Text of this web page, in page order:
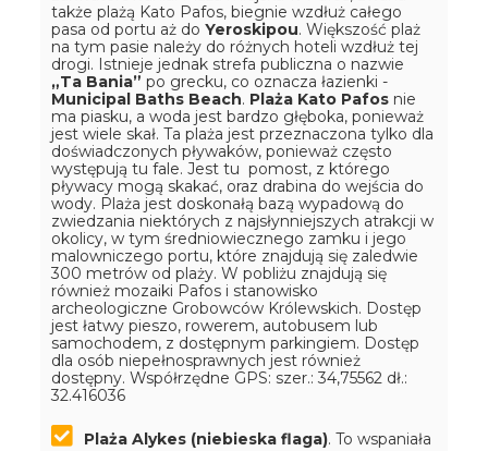
także plażą Kato Pafos, biegnie wzdłuż całego
pasa od portu aż doYeroskipou. Większość plaż
na tym pasie należy do różnych hoteli wzdłuż tej
drogi. Istnieje jednak strefa publiczna o nazwie
„Ta Bania” po grecku, co oznacza łazienki -
Municipal Baths Beach. Plaża Kato Pafos nie
ma piasku, a woda jest bardzo głęboka, ponieważ
jest wiele skał. Ta plaża jest przeznaczona tylko dla
doświadczonych pływaków, ponieważ często
występują tu fale. Jest tu pomost, z którego
pływacy mogą skakać, oraz drabina do wejścia do
wody. Plaża jest doskonałą bazą wypadową do
zwiedzania niektórych z najsłynniejszych atrakcji w
okolicy, w tym średniowiecznego zamku i jego
malowniczego portu, które znajdują się zaledwie
300 metrów od plaży. W pobliżu znajdują się
również mozaiki Pafos i stanowisko
archeologiczne Grobowców Królewskich. Dostęp
jest łatwy pieszo, rowerem, autobusem lub
samochodem, z dostępnym parkingiem. Dostęp
dla osób niepełnosprawnych jest również
dostępny. Współrzędne GPS: szer.: 34,75562 dł.:
32.416036
Plaża Alykes (niebieska flaga). To wspaniała